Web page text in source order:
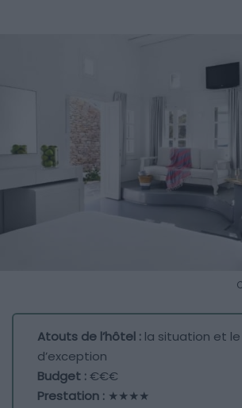
Atouts de l’hôtel : la situation et
d’exception
Budget :€€€
Prestation : ★★★★